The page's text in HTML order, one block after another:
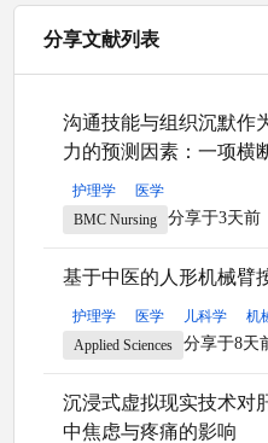
分享文献列表
沟通技能与组织沉默作
力的预测因素：一项横
护理学
医学
BMC Nursing
分享于3天前
基于中医的人形机械臂
护理学 医学 儿科学 机
Applied Sciences
分享于8天
沉浸式虚拟现实技术对
中焦虑与疼痛的影响